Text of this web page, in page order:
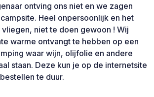
ontving ons niet en we zagen
Heel onpersoonlijk en het
vliegen, niet te doen gewoon ! Wij
warme ontvangt te hebben op een
waar wijn, olijfolie en andere
staan. Deze kun je op de internetsite
te duur.